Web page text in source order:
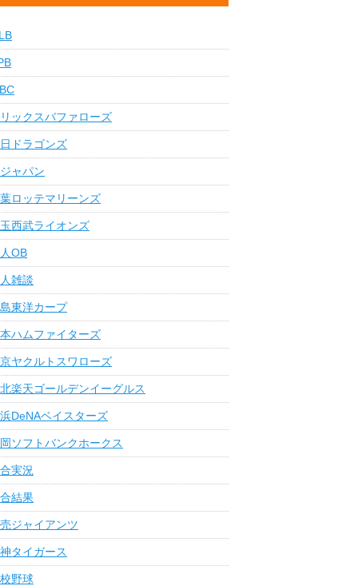
ックスバファローズ
ドラゴンズ
ャパン
ロッテマリーンズ
西武ライオンズ
OB
雑談
東洋カープ
ハムファイターズ
ヤクルトスワローズ
楽天ゴールデンイーグルス
DeNAベイスターズ
ソフトバンクホークス
実況
結果
ジャイアンツ
タイガース
野球